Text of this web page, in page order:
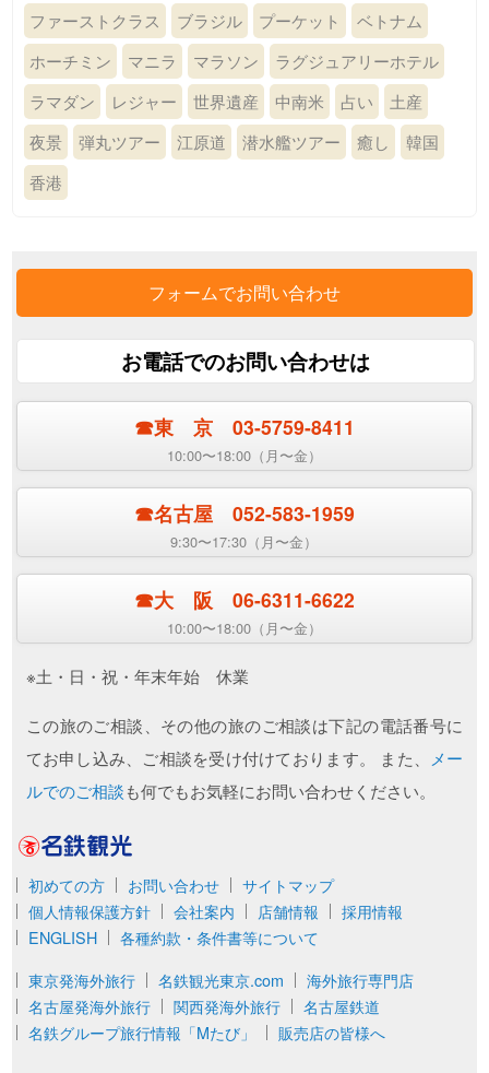
ファーストクラス
ブラジル プーケット
ベトナム
ホーチミン
マニラ マラソン
ラグジュアリーホテル
ラマダン
レジャー 世界遺産 中南米 占い
土産
夜景
弾丸ツアー 江原道 潜水艦ツアー 癒し
韓国
香港
フォームでお問い合わせ
お電話でのお問い合わせは
☎︎東 京 03-5759-8411
10:00〜18:00（月〜金）
☎︎名古屋 052-583-1959
9:30〜17:30（月〜金）
☎︎大 阪 06-6311-6622
10:00〜18:00（月〜金）
※土・日・祝・年末年始 休業
この旅のご相談、その他の旅のご相談は下記の電話番号に
てお申し込み、ご相談を受け付けております。 また、
メー
ルでのご相談も何でもお気軽にお問い合わせください。
初めての方 お問い合わせ
サイトマップ
個人情報保護方針
会社案内 店舗情報
採用情報
ENGLISH
各種約款・条件書等について
東京発海外旅行
名鉄観光東京.com
海外旅行専門店
名古屋発海外旅行
関西発海外旅行
名古屋鉄道
名鉄グループ旅行情報「Mたび」
販売店の皆様へ